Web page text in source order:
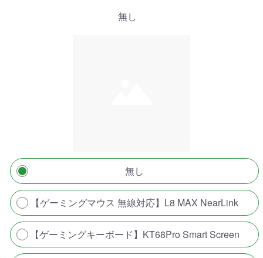
無し
無し
【ゲーミングマウス 無線対応】L8 MAX NearLink
【ゲーミングキーボード】KT68Pro Smart Screen